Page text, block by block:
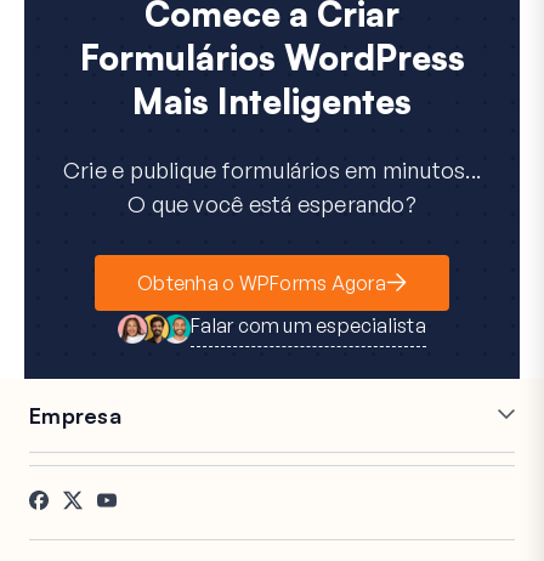
Comece a Criar
Formulários WordPress
Mais Inteligentes
Crie e publique formulários em minutos...
O que você está esperando?
Obtenha o WPForms Agora
Falar com um especialista
Empresa
Carreiras
Depoimentos
Afiliados